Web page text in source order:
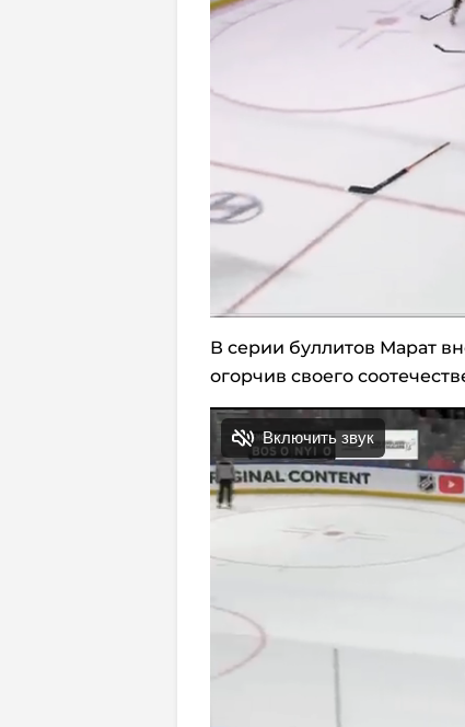
В серии буллитов Марат
огорчив своего